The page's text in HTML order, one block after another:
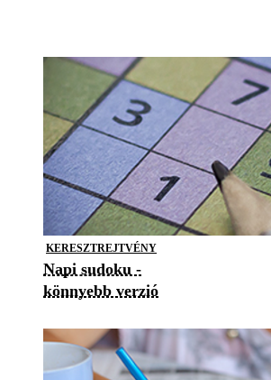
KERESZTREJTVÉNY
Napi sudoku -
könnyebb verzió